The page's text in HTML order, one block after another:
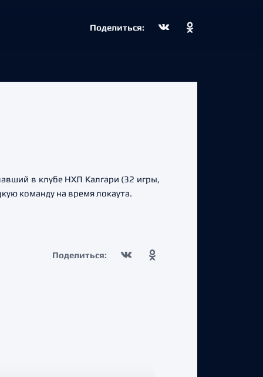
Поделиться:
в клубе НХЛ Калгари (32 игры,
команду на время локаута.
Поделиться: